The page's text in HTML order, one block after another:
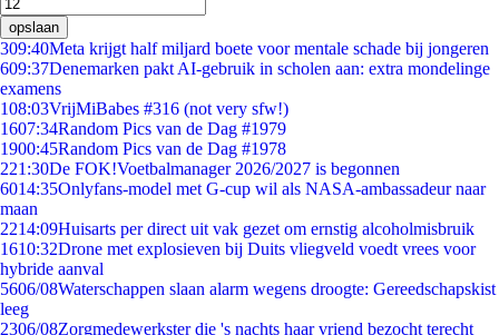
opslaan
309:40Meta krijgt half miljard boete voor mentale schade bij jongeren
609:37Denemarken pakt AI-gebruik in scholen aan: extra mondelinge
examens
108:03VrijMiBabes #316 (not very sfw!)
1607:34Random Pics van de Dag #1979
1900:45Random Pics van de Dag #1978
221:30De FOK!Voetbalmanager 2026/2027 is begonnen
6014:35Onlyfans-model met G-cup wil als NASA-ambassadeur naar
maan
2214:09Huisarts per direct uit vak gezet om ernstig alcoholmisbruik
1610:32Drone met explosieven bij Duits vliegveld voedt vrees voor
hybride aanval
5606/08Waterschappen slaan alarm wegens droogte: Gereedschapskist
leeg
2306/08Zorgmedewerkster die 's nachts haar vriend bezocht terecht